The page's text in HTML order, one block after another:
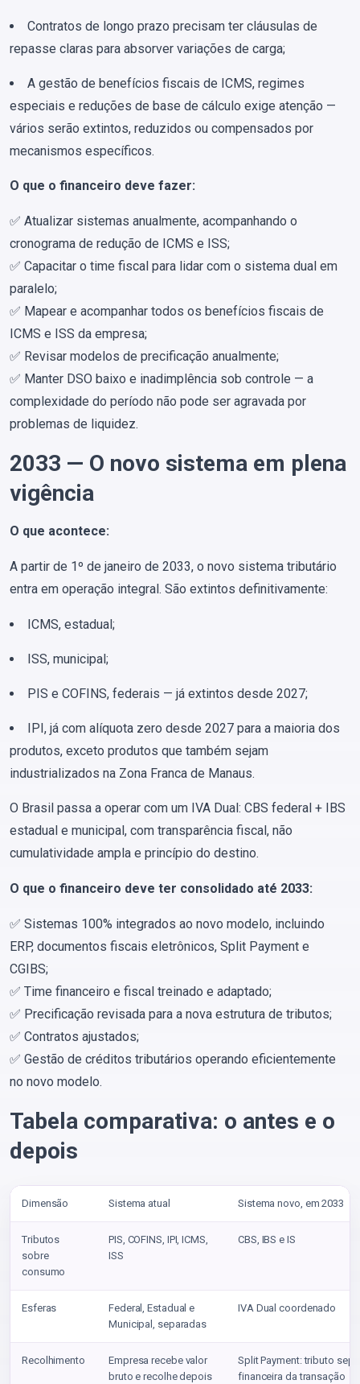
Contratos de longo prazo precisam ter cláusulas de
repasse claras para absorver variações de carga;
A gestão de benefícios fiscais de ICMS, regimes
especiais e reduções de base de cálculo exige atenção —
vários serão extintos, reduzidos ou compensados por
mecanismos específicos.
O que o financeiro deve fazer:
✅ Atualizar sistemas anualmente, acompanhando o
cronograma de redução de ICMS e ISS;
✅ Capacitar o time fiscal para lidar com o sistema dual em
paralelo;
✅ Mapear e acompanhar todos os benefícios fiscais de
ICMS e ISS da empresa;
✅ Revisar modelos de precificação anualmente;
✅ Manter DSO baixo e inadimplência sob controle — a
complexidade do período não pode ser agravada por
problemas de liquidez.
2033 — O novo sistema em plena
vigência
O que acontece:
A partir de 1º de janeiro de 2033, o novo sistema tributário
entra em operação integral. São extintos definitivamente:
ICMS, estadual;
ISS, municipal;
PIS e COFINS, federais — já extintos desde 2027;
IPI, já com alíquota zero desde 2027 para a maioria dos
produtos, exceto produtos que também sejam
industrializados na Zona Franca de Manaus.
O Brasil passa a operar com um IVA Dual: CBS federal + IBS
estadual e municipal, com transparência fiscal, não
cumulatividade ampla e princípio do destino.
O que o financeiro deve ter consolidado até 2033:
✅ Sistemas 100% integrados ao novo modelo, incluindo
ERP, documentos fiscais eletrônicos, Split Payment e
CGIBS;
✅ Time financeiro e fiscal treinado e adaptado;
✅ Precificação revisada para a nova estrutura de tributos;
✅ Contratos ajustados;
✅ Gestão de créditos tributários operando eficientemente
no novo modelo.
Tabela comparativa: o antes e o
depois
Dimensão Sistema atual Sistema novo, em 2033
Tributos
sobre
consumo
PIS, COFINS, IPI, ICMS,
ISS
CBS, IBS e IS
Esferas
Federal, Estadual e
Municipal, separadas
IVA Dual coordenado
Recolhimento
Empresa recebe valor
bruto e recolhe depois
Split Payment: tributo
financeira da transação